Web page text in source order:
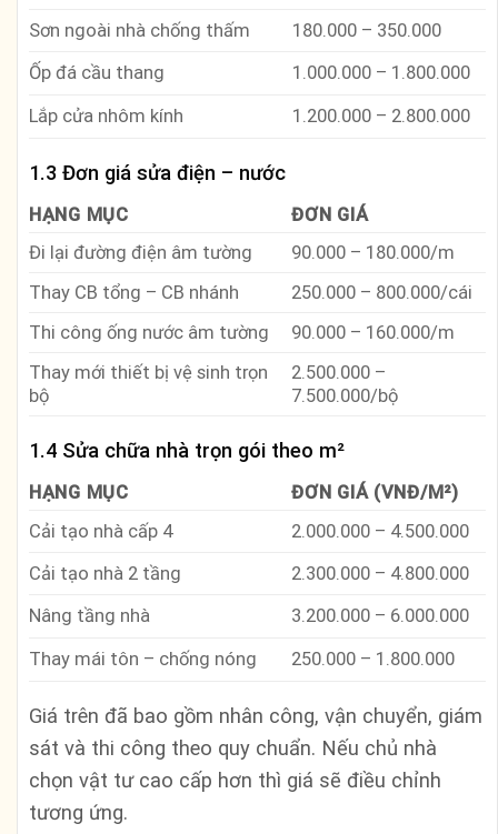
Sơn ngoài nhà chống thấm
180.000 – 350.000
Ốp đá cầu thang
1.000.000 – 1.800.000
Lắp cửa nhôm kính 1.200.000 – 2.800.000
1.3 Đơn giá sửa điện – nước
HẠNG MỤC
ĐƠN GIÁ
Đi lại đường điện âm tường
90.000 – 180.000/m
Thay CB tổng – CB nhánh
250.000 – 800.000/cái
Thi công ống nước âm tường
90.000 – 160.000/m
Thay mới thiết bị vệ sinh trọn
bộ
2.500.000 –
7.500.000/bộ
1.4 Sửa chữa nhà trọn gói theo m²
HẠNG MỤC
ĐƠN GIÁ (VNĐ/M²)
Cải tạo nhà cấp 4
2.000.000 – 4.500.000
Cải tạo nhà 2 tầng
2.300.000 – 4.800.000
Nâng tầng nhà
3.200.000 – 6.000.000
Thay mái tôn – chống nóng 250.000 – 1.800.000
Giá trên đã bao gồm nhân công, vận chuyển, giám
sát và thi công theo quy chuẩn. Nếu chủ nhà
chọn vật tư cao cấp hơn thì giá sẽ điều chỉnh
tương ứng.